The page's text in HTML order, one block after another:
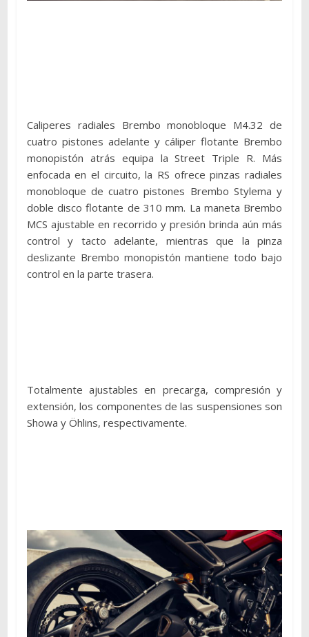
Caliperes radiales Brembo monobloque M4.32 de
cuatro pistones adelante y cáliper flotante Brembo
monopistón atrás equipa la Street Triple R. Más
enfocada en el circuito, la RS ofrece pinzas radiales
monobloque de cuatro pistones Brembo Stylema y
doble disco flotante de 310 mm. La maneta Brembo
MCS ajustable en recorrido y presión brinda aún más
control y tacto adelante, mientras que la pinza
deslizante Brembo monopistón mantiene todo bajo
control en la parte trasera.
Totalmente ajustables en precarga, compresión y
extensión, los componentes de las suspensiones son
Showa y Öhlins, respectivamente.